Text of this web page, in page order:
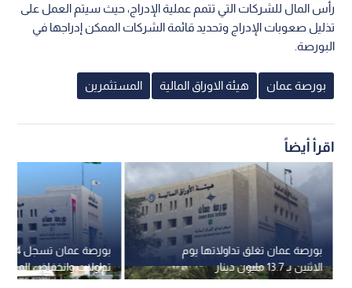
رأس المال للشركات التي تتمم عملية الإدراج، حيث سيتم العمل على
تذليل صعوبات الإدراج وتحديد قائمة الشركات الممكن إدراجها في
البورصة.
بورصة عمان هيئة الاوراق المالية المستثمرين
اقرأ أيضاً
تداولات وانخفاض المؤشر
3947 نقطة
بورصة عمان تغلق تداولاتها يوم
الاثنين بـ 13.7 مليون دينار